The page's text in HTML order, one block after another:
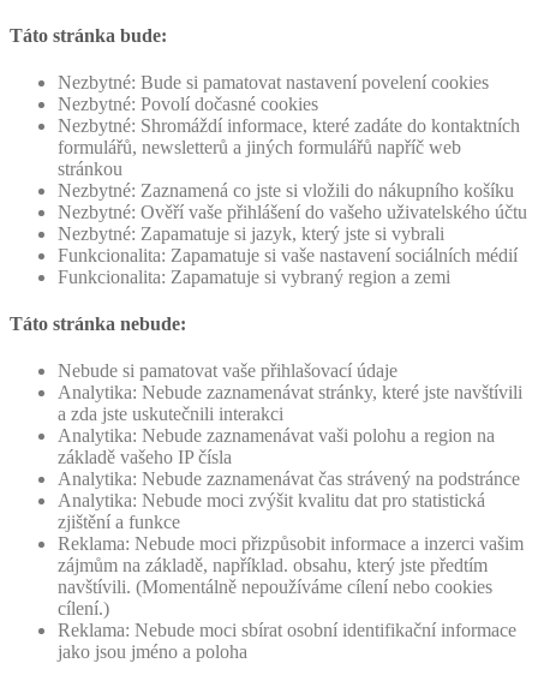
Táto stránka bude:
Nezbytné: Bude si pamatovat nastavení povelení cookies
Nezbytné: Povolí dočasné cookies
Nezbytné: Shromáždí informace, které zadáte do kontaktních
formulářů, newsletterů a jiných formulářů napříč web
stránkou
Nezbytné: Zaznamená co jste si vložili do nákupního košíku
Nezbytné: Ověří vaše přihlášení do vašeho uživatelského účtu
Nezbytné: Zapamatuje si jazyk, který jste si vybrali
Funkcionalita: Zapamatuje si vaše nastavení sociálních médií
Funkcionalita: Zapamatuje si vybraný region a zemi
Táto stránka nebude:
Nebude si pamatovat vaše přihlašovací údaje
Analytika: Nebude zaznamenávat stránky, které jste navštívili
a zda jste uskutečnili interakci
Analytika: Nebude zaznamenávat vaši polohu a region na
základě vašeho IP čísla
Analytika: Nebude zaznamenávat čas strávený na podstránce
Analytika: Nebude moci zvýšit kvalitu dat pro statistická
zjištění a funkce
Reklama: Nebude moci přizpůsobit informace a inzerci vašim
zájmům na základě, například. obsahu, který jste předtím
navštívili. (Momentálně nepoužíváme cílení nebo cookies
cílení.)
Reklama: Nebude moci sbírat osobní identifikační informace
jako jsou jméno a poloha